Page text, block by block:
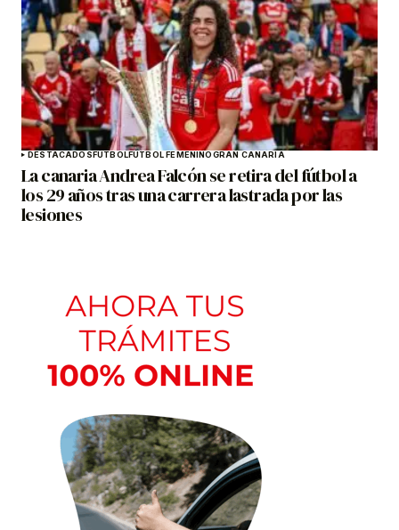
DESTACADOSFÚTBOLFÚTBOL FEMENINOGRAN CANARIA
La canaria Andrea Falcón se retira del fútbol a
los 29 años tras una carrera lastrada por las
lesiones